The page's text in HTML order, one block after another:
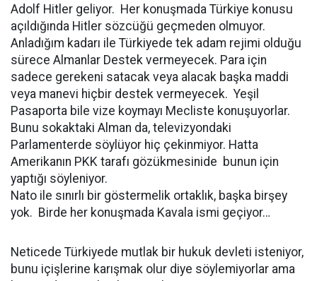
Adolf Hitler geliyor. Her konuşmada Türkiye konusu
açıldığında Hitler sözcüğü geçmeden olmuyor.
Anladığım kadarı ile Türkiyede tek adam rejimi olduğu
sürece Almanlar Destek vermeyecek. Para için
sadece gerekeni satacak veya alacak başka maddi
veya manevi hiçbir destek vermeyecek. Yeşil
Pasaporta bile vize koymayı Mecliste konuşuyorlar.
Bunu sokaktaki Alman da, televizyondaki
Parlamenterde söylüyor hiç çekinmiyor. Hatta
Amerikanın PKK tarafı gözükmesinide bunun için
yaptığı söyleniyor.
Nato ile sınırlı bir göstermelik ortaklık, başka birşey
yok. Birde her konuşmada Kavala ismi geçiyor…
Neticede Türkiyede mutlak bir hukuk devleti isteniyor,
bunu içişlerine karışmak olur diye söylemiyorlar ama